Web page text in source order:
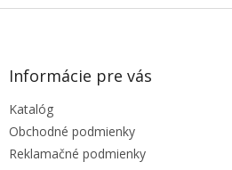
Z
Informácie pre vás
Katalóg
Obchodné podmienky
Reklamačné podmienky